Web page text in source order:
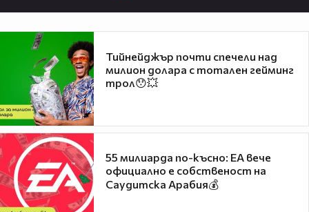
Тийнейджър почти спечели над
милион долара с тотален гейминг
трол😯💥
55 милиарда по-късно: EA вече
официално е собственост на
Саудитска Арабия💰